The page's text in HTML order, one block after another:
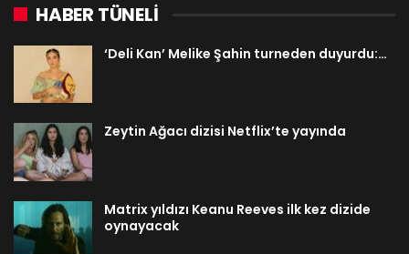
HABER TÜNELİ
‘Deli Kan’ Melike Şahin turneden duyurdu:…
Zeytin Ağacı dizisi Netflix’te yayında
Matrix yıldızı Keanu Reeves ilk kez dizide
oynayacak